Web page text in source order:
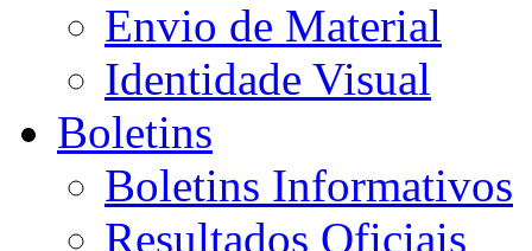
Envio de Material
Identidade Visual
Boletins
Boletins Informativos
Resultados Oficiais